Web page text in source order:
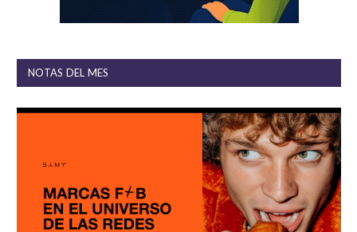
NOTAS DEL MES